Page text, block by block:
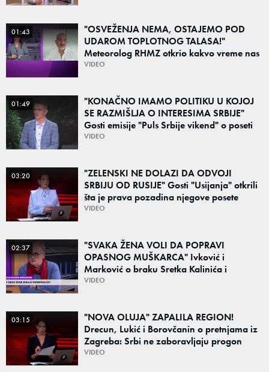
01:43
"OSVEŽENJA NEMA, OSTAJEMO POD
UDAROM TOPLOTNOG TALASA!"
Meteorolog RHMZ otkrio kakvo vreme nas
čeka do kraja avgusta
VIDEO
01:49
"KONAČNO IMAMO POLITIKU U KOJOJ
SE RAZMIŠLJA O INTERESIMA SRBIJE"
Gosti emisije "Puls Srbije vikend" o poseti
Zelenskog Beogradu: "Otvaraju se nova
VIDEO
03:20
"ZELENSKI NE DOLAZI DA ODVOJI
SRBIJU OD RUSIJE" Gosti "Usijanja" otkrili
šta je prava pozadina njegove posete
Beogradu
VIDEO
02:37
"SVAKA ŽENA VOLI DA POPRAVI
OPASNOG MUŠKARCA" Ivković i
Marković o braku Sretka Kalinića i
fenomenu žena koje biraju kriminalce:
VIDEO
03:15
"NOVA OLUJA" ZAPALILA REGION!
Drecun, Lukić i Borovčanin o pretnjama iz
Zagreba: Srbi ne zaboravljaju progon
VIDEO